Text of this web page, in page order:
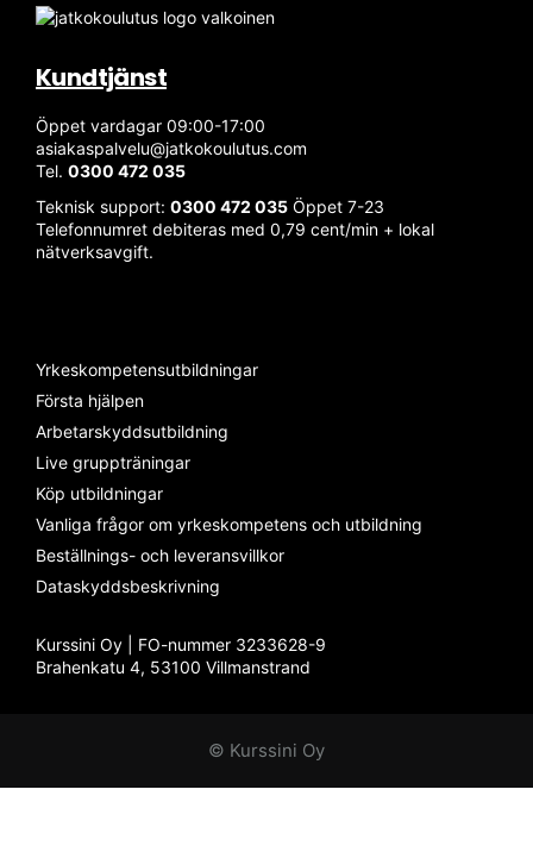
Kundtjänst
Öppet vardagar 09:00-17:00
asiakaspalvelu@jatkokoulutus.com
Tel. 0300 472 035
Teknisk support: 0300 472 035 Öppet 7-23
Telefonnumret debiteras med 0,79 cent/min + lokal
nätverksavgift.
Yrkeskompetensutbildningar
Första hjälpen
Arbetarskyddsutbildning
Live gruppträningar
Köp utbildningar
Vanliga frågor om yrkeskompetens och utbildning
Beställnings- och leveransvillkor
Dataskyddsbeskrivning
Kurssini Oy | FO-nummer 3233628-9
Brahenkatu 4, 53100 Villmanstrand
© Kurssini Oyllms.txt